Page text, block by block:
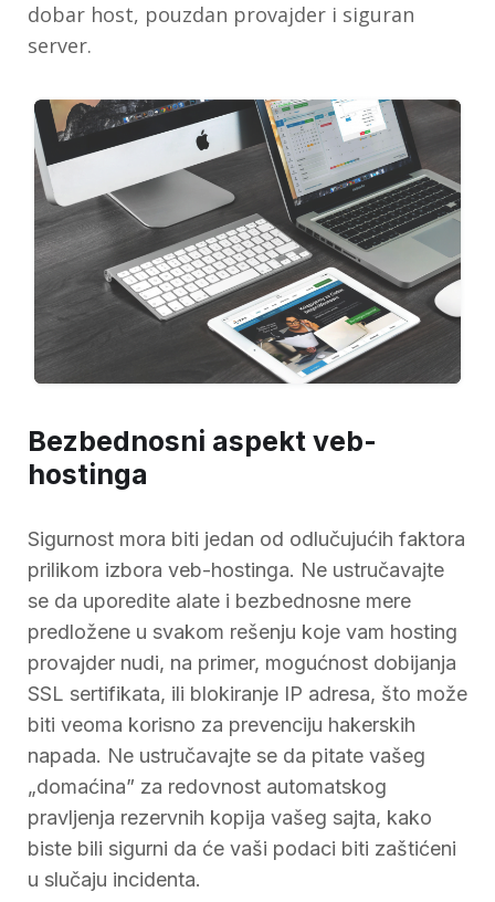
dobar host, pouzdan provajder i siguran
server.
Bezbednosni aspekt veb-
hostinga
Sigurnost mora biti jedan od odlučujućih faktora
prilikom izbora veb-hostinga. Ne ustručavajte
se da uporedite alate i bezbednosne mere
predložene u svakom rešenju koje vam hosting
provajder nudi, na primer, mogućnost dobijanja
SSL sertifikata, ili blokiranje IP adresa, što može
biti veoma korisno za prevenciju hakerskih
napada. Ne ustručavajte se da pitate vašeg
„domaćina” za redovnost automatskog
pravljenja rezervnih kopija vašeg sajta, kako
biste bili sigurni da će vaši podaci biti zaštićeni
u slučaju incidenta.